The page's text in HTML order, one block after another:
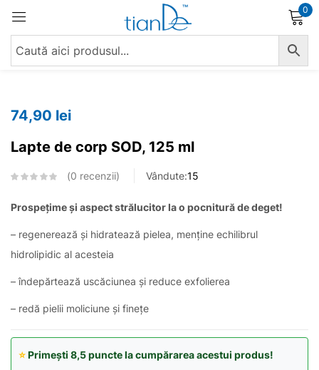
0
74,90 lei
Lapte de corp SOD, 125 ml
0 recenzii Vândute:15
Prospețime și aspect strălucitor la o pocnitură de deget!
– regenerează și hidratează pielea, menține echilibrul
hidrolipidic al acesteia
– îndepărtează uscăciunea și reduce exfolierea
– redă pielii moliciune și finețe
⭐Primești 8,5 puncte la cumpărarea acestui produs!
Conectare
Conectare